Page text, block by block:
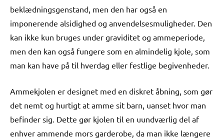
beklædningsgenstand, men den har også en
imponerende alsidighed og anvendelsesmuligheder. Den
kan ikke kun bruges under graviditet og ammeperiode,
men den kan også fungere som en almindelig kjole, som
man kan have på til hverdag eller festlige begivenheder.
Ammekjolen er designet med en diskret åbning, som gør
det nemt og hurtigt at amme sit barn, uanset hvor man
befinder sig. Dette gør kjolen til en uundværlig del af
enhver ammende mors garderobe, da man ikke længere